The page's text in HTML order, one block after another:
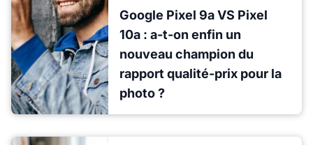
Google Pixel 9a VS Pixel
10a : a-t-on enfin un
nouveau champion du
rapport qualité-prix pour la
photo ?